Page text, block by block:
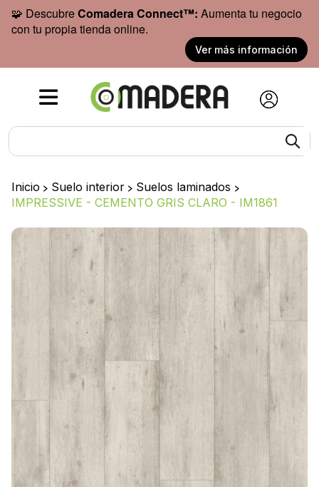
🧩 DescubreComadera Connect™: Aumenta tu negocio
con tu propia tienda online.
Ver más información
Inicio > Suelo interior > Suelos laminados >
IMPRESSIVE - CEMENTO GRIS CLARO - IM1861